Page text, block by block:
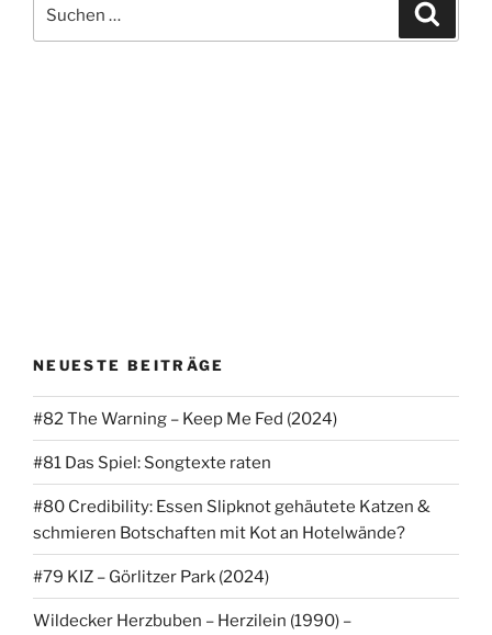
nach:
NEUESTE BEITRÄGE
#82 The Warning – Keep Me Fed (2024)
#81 Das Spiel: Songtexte raten
#80 Credibility: Essen Slipknot gehäutete Katzen &
schmieren Botschaften mit Kot an Hotelwände?
#79 KIZ – Görlitzer Park (2024)
Wildecker Herzbuben – Herzilein (1990) –